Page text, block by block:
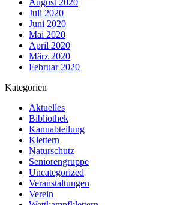
Juli 2020
Juni 2020
Mai 2020
April 2020
März 2020
Februar 2020
Kategorien
Aktuelles
Bibliothek
Kanuabteilung
Klettern
Naturschutz
Seniorengruppe
Uncategorized
Veranstaltungen
Verein